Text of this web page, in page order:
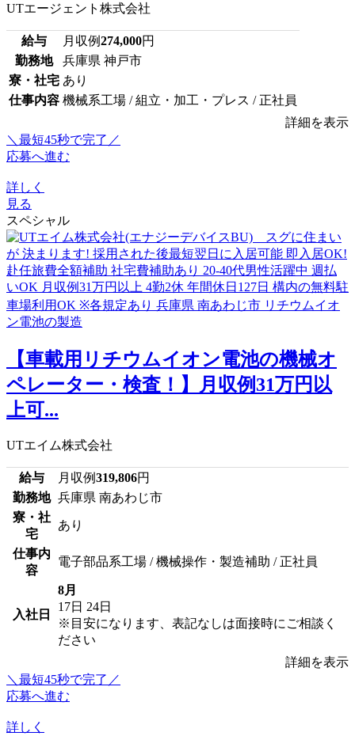
UTエージェント株式会社
給与 月収例274,000円
勤務地
兵庫県 神戸市
寮・社宅 あり
仕事内容 機械系工場 / 組立・加工・プレス / 正社員
詳細を表示
＼最短45秒で完了／
応募へ進む
詳しく
見る
スペシャル
【車載用リチウムイオン電池の機械オ
ペレーター・検査！】月収例31万円以
上可...
UTエイム株式会社
給与 月収例319,806円
勤務地 兵庫県 南あわじ市
寮・社
宅
あり
仕事内
容
電子部品系工場 / 機械操作・製造補助 / 正社員
入社日
8月
17日 24日
※目安になります、表記なしは面接時にご相談く
ださい
詳細を表示
＼最短45秒で完了／
応募へ進む
詳しく